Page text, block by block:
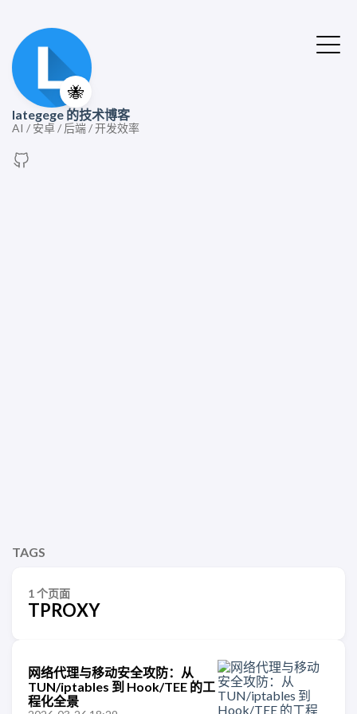
🐝
lategege 的技术博客
AI / 安卓 / 后端 / 开发效率
TAGS
1 个页面
TPROXY
网络代理与移动安全攻防：从
TUN/iptables 到 Hook/TEE 的工
程化全景